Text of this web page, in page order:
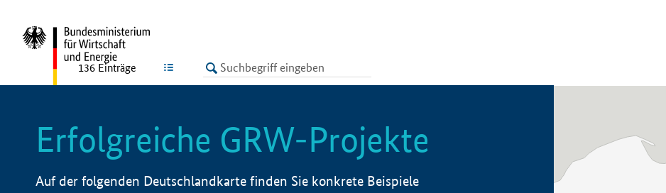
LISTE
136 Einträge
Erfolgreiche GRW-Projekte
Auf der folgenden Deutschlandkarte finden Sie konkrete Beispiele